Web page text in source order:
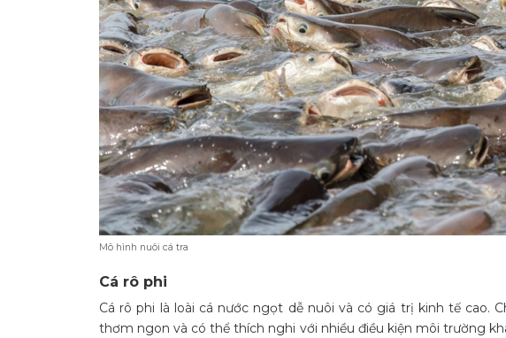
Mô hình nuôi cá tra
Cá rô phi
Cá rô phi là loài cá nước ngọt dễ nuôi và có giá trị kinh tế cao.
thơm ngon và có thể thích nghi với nhiều điều kiện môi trường